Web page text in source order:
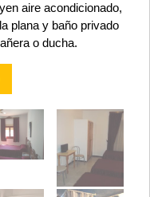
aire acondicionado,
plana y baño privado
o ducha.